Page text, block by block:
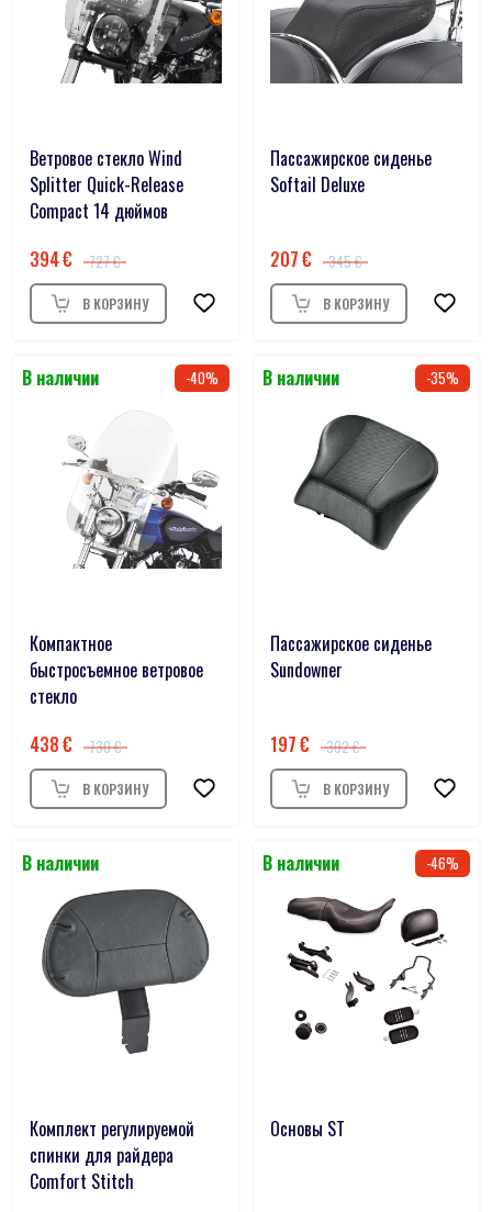
Ветровое стекло Wind
Splitter Quick-Release
Compact 14 дюймов
394
727
Пассажирское сиденье
Softail Deluxe
207 345
40
Компактное
быстросъемное ветровое
стекло
438
730
35
Пассажирское сиденье
Sundowner
197 302
Комплект регулируемой
спинки для райдера
Comfort Stitch
46
Основы ST